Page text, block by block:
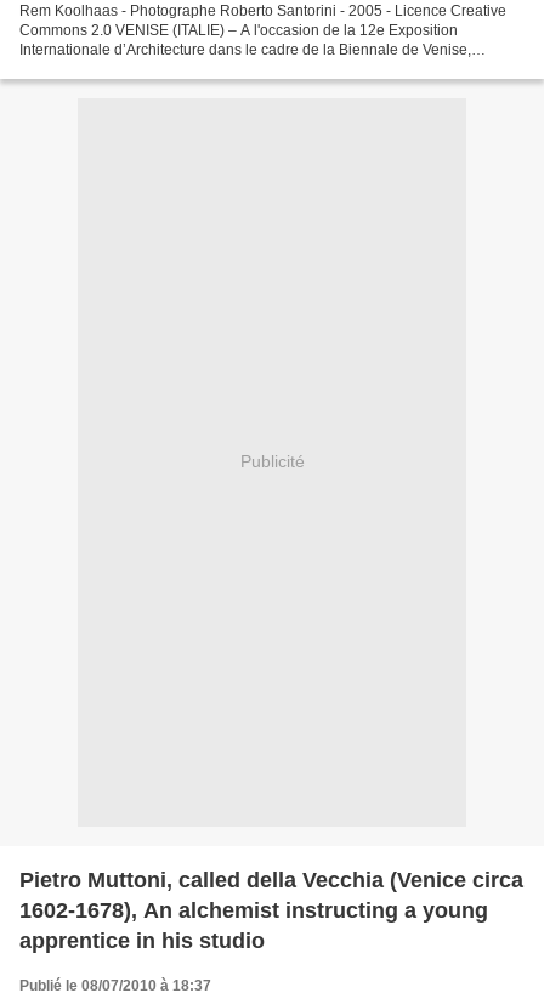
Rem Koolhaas - Photographe Roberto Santorini - 2005 - Licence Creative
Commons 2.0 VENISE (ITALIE) – A l'occasion de la 12e Exposition
Internationale d’Architecture dans le cadre de la Biennale de Venise,
Publicité
Pietro Muttoni, called della Vecchia (Venice circa
1602-1678), An alchemist instructing a young
apprentice in his studio
Publié le 08/07/2010 à 18:37